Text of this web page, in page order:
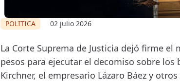
POLITICA 02 julio 2026
La Corte Suprema de Justicia dejó firme
pesos para ejecutar el decomiso sobre los
Kirchner, el empresario Lázaro Báez y